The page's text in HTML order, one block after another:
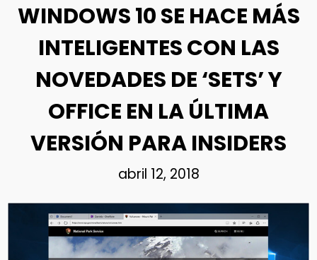
WINDOWS 10 SE HACE MÁS
INTELIGENTES CON LAS
NOVEDADES DE ‘SETS’ Y
OFFICE EN LA ÚLTIMA
VERSIÓN PARA INSIDERS
abril 12, 2018